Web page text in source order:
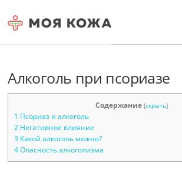
Алкоголь при псориазе
Содержание [скрыть]
1 Псориаз и алкоголь
2 Негативное влияние
3 Какой алкоголь можно?
4 Опасность алкоголизма
Для любых